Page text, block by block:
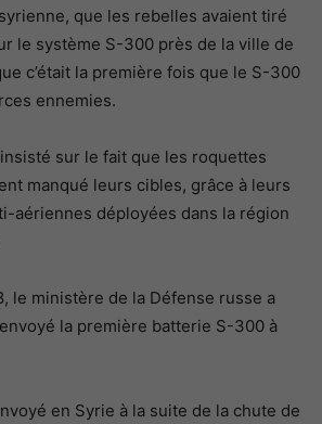
que les rebelles avaient tiré
le système S-300 près de la ville de
c’était la première fois que le S-300
ennemies.
insisté sur le fait que les roquettes
manqué leurs cibles, grâce à leurs
aériennes déployées dans la région
le ministère de la Défense russe a
la première batterie S-300 à
en Syrie à la suite de la chute de